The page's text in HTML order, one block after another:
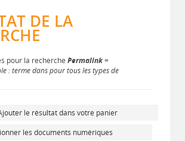
DE LA
pour la recherche Permalink=
: terme dans pour tous les types de
le résultat dans votre panier
les documents numériques